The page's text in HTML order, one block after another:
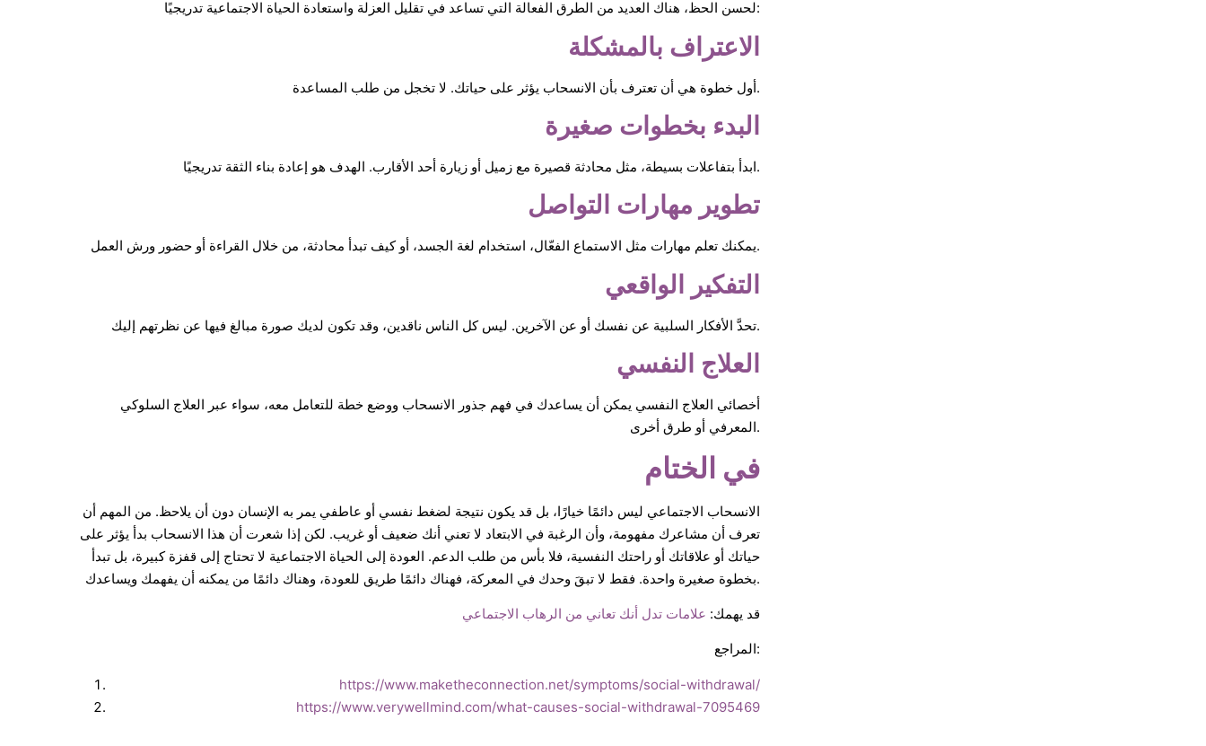
لحسن الحظ، هناك العديد من الطرق الفعالة التي تساعد في تقليل العزلة واستعادة الحياة الاجتماعية تدريجيًا:
الاعتراف بالمشكلة
أول خطوة هي أن تعترف بأن الانسحاب يؤثر على حياتك. لا تخجل من طلب المساعدة.
البدء بخطوات صغيرة
ابدأ بتفاعلات بسيطة، مثل محادثة قصيرة مع زميل أو زيارة أحد الأقارب. الهدف هو إعادة بناء الثقة تدريجيًا.
تطوير مهارات التواصل
يمكنك تعلم مهارات مثل الاستماع الفعّال، استخدام لغة الجسد، أو كيف تبدأ محادثة، من خلال القراءة أو حضور ورش العمل.
التفكير الواقعي
تحدَّ الأفكار السلبية عن نفسك أو عن الآخرين. ليس كل الناس ناقدين، وقد تكون لديك صورة مبالغ فيها عن نظرتهم إليك.
العلاج النفسي
أخصائي العلاج النفسي يمكن أن يساعدك في فهم جذور الانسحاب ووضع خطة للتعامل معه، سواء عبر العلاج السلوكي
المعرفي أو طرق أخرى.
في الختام
الانسحاب الاجتماعي ليس دائمًا خيارًا، بل قد يكون نتيجة لضغط نفسي أو عاطفي يمر به الإنسان دون أن يلاحظ. من المهم أن
تعرف أن مشاعرك مفهومة، وأن الرغبة في الابتعاد لا تعني أنك ضعيف أو غريب. لكن إذا شعرت أن هذا الانسحاب بدأ يؤثر على
حياتك أو علاقاتك أو راحتك النفسية، فلا بأس من طلب الدعم. العودة إلى الحياة الاجتماعية لا تحتاج إلى قفزة كبيرة، بل تبدأ
بخطوة صغيرة واحدة. فقط لا تبقَ وحدك في المعركة، فهناك دائمًا طريق للعودة، وهناك دائمًا من يمكنه أن يفهمك ويساعدك.
قد يهمك: علامات تدل أنك تعاني من الرهاب الاجتماعي
المراجع:
https://www.maketheconnection.net/symptoms/social-withdrawal/
https://www.verywellmind.com/what-causes-social-withdrawal-7095469